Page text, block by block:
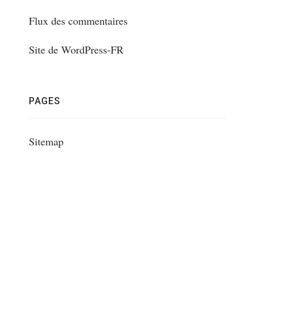
Flux des commentaires
Site de WordPress-FR
PAGES
Sitemap